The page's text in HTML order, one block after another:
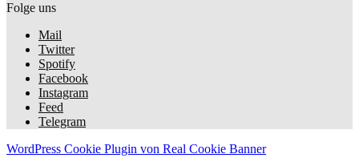
Folge uns
Mail
Twitter
Spotify
Facebook
Instagram
Feed
Telegram
WordPress Cookie Plugin von Real Cookie Banner